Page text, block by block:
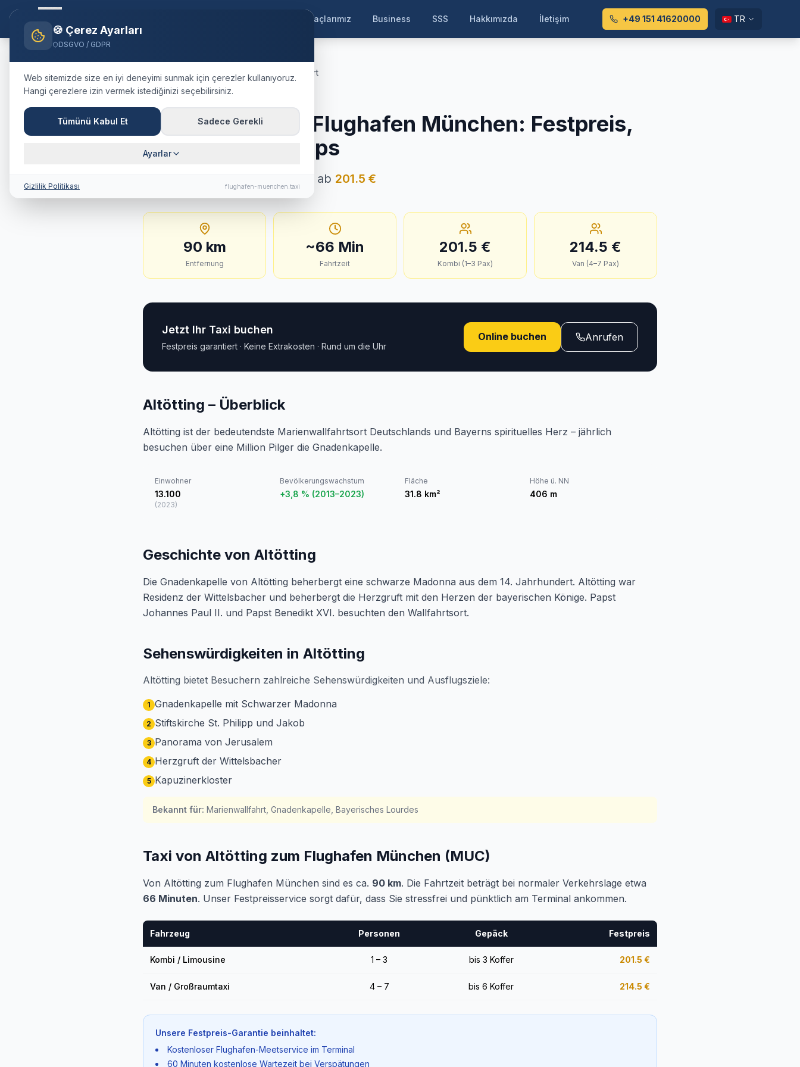
Araçlarımız Business SSS Hakkımızda İletişim +49 151 41620000 TR
Home Blog Taxi Altötting München Airport
🇩🇪 Deutschland
Taxi Altötting Flughafen München: Festpreis,
Fahrtdauer & Tipps
90 km · ca. 66 Min. · Festpreis ab 201.5 €
90 km
Entfernung
~66 Min
Fahrtzeit
201.5 €
Kombi (1–3 Pax)
214.5 €
Van (4–7 Pax)
Jetzt Ihr Taxi buchen
Festpreis garantiert · Keine Extrakosten · Rund um die Uhr
Online buchen Anrufen
Altötting – Überblick
Altötting ist der bedeutendste Marienwallfahrtsort Deutschlands und Bayerns spirituelles Herz – jährlich
besuchen über eine Million Pilger die Gnadenkapelle.
Einwohner
13.100
(2023)
Bevölkerungswachstum
+3,8 % (2013–2023)
Fläche
31.8 km²
Höhe ü. NN
406 m
Geschichte von Altötting
Die Gnadenkapelle von Altötting beherbergt eine schwarze Madonna aus dem 14. Jahrhundert. Altötting war
Residenz der Wittelsbacher und beherbergt die Herzgruft mit den Herzen der bayerischen Könige. Papst
Johannes Paul II. und Papst Benedikt XVI. besuchten den Wallfahrtsort.
Sehenswürdigkeiten in Altötting
Altötting bietet Besuchern zahlreiche Sehenswürdigkeiten und Ausflugsziele:
1 Gnadenkapelle mit Schwarzer Madonna
2 Stiftskirche St. Philipp und Jakob
3 Panorama von Jerusalem
4 Herzgruft der Wittelsbacher
5 Kapuzinerkloster
Bekannt für: Marienwallfahrt, Gnadenkapelle, Bayerisches Lourdes
Taxi von Altötting zum Flughafen München (MUC)
Von Altötting zum Flughafen München sind es ca. 90 km. Die Fahrtzeit beträgt bei normaler Verkehrslage etwa
66 Minuten. Unser Festpreisservice sorgt dafür, dass Sie stressfrei und pünktlich am Terminal ankommen.
Fahrzeug Personen Gepäck Festpreis
Kombi / Limousine 1 – 3 bis 3 Koffer 201.5 €
Van / Großraumtaxi 4 – 7 bis 6 Koffer 214.5 €
Unsere Festpreis-Garantie beinhaltet:
Kostenloser Flughafen-Meetservice im Terminal
60 Minuten kostenlose Wartezeit bei Verspätungen
🍪 Çerez Ayarları
DSGVO / GDPR
Web sitemizde size en iyi deneyimi sunmak için çerezler kullanıyoruz.
Hangi çerezlere izin vermek istediğinizi seçebilirsiniz.
Tümünü Kabul Et Sadece Gerekli
Ayarlar
Gizlilik Politikası flughafen-muenchen.taxi